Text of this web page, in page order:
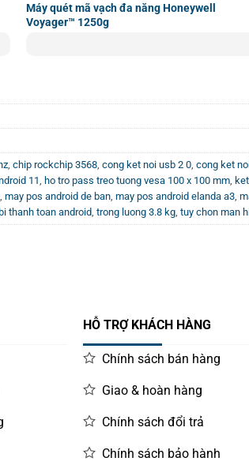
Máy quét mã vạch đa năng Honeywell
Voyager™ 1250g
chip rockchip 3568 cong ket noi usb 2 0 cong ket
11 ho tro pass treo tuong vesa 100 x 100 mm
may pos android de ban may pos android elanda a3
thanh toan android trong luong 3.8 kg tuy chon man
HỖ TRỢ KHÁCH HÀNG
Chính sách bán hàng
Giao & hoàn hàng
Chính sách đổi trả
Chính sách bảo hành